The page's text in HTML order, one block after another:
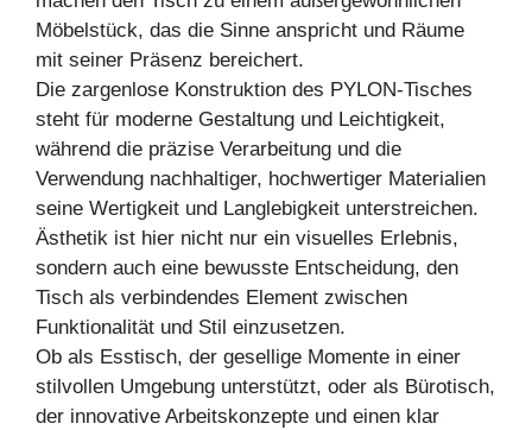
Möbelstück, das die Sinne anspricht und Räume
mit seiner Präsenz bereichert.
Die zargenlose Konstruktion des PYLON-Tisches
steht für moderne Gestaltung und Leichtigkeit,
während die präzise Verarbeitung und die
Verwendung nachhaltiger, hochwertiger Materialien
seine Wertigkeit und Langlebigkeit unterstreichen.
Ästhetik ist hier nicht nur ein visuelles Erlebnis,
sondern auch eine bewusste Entscheidung, den
Tisch als verbindendes Element zwischen
Funktionalität und Stil einzusetzen.
Ob als Esstisch, der gesellige Momente in einer
stilvollen Umgebung unterstützt, oder als Bürotisch,
der innovative Arbeitskonzepte und einen klar